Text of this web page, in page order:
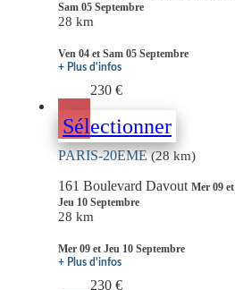
Sam 05 Septembre
28 km
Ven 04 et Sam 05 Septembre
+ Plus d'infos
230 €
Sélectionner
PARIS-20EME(28 km)
161 Boulevard Davout Mer 09 et
Jeu 10 Septembre
28 km
Mer 09 et Jeu 10 Septembre
+ Plus d'infos
230 €